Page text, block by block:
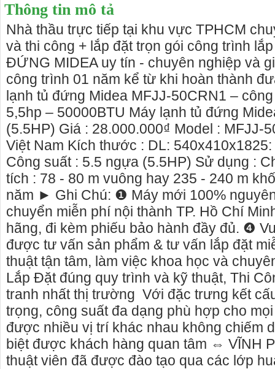
Thông tin mô tả
Nhà thầu trực tiếp tại khu vực TPHCM
và thi công + lắp đặt trọn gói công trình
ĐỨNG MIDEA uy tín - chuyên nghiệp và
công trình 01 năm kể từ khi hoàn thành
lạnh tủ đứng Midea MFJJ-50CRN1 –
5,5hp – 50000BTU Máy lạnh tủ đứng
(5.5HP) Giá : 28.000.000₫ Model : MFJJ-
Việt Nam Kích thước : DL:
Công suất : 5.5 ngựa (5.5HP) Sử dụng :
tích : 78 - 80 m vuông hay 235 - 240 m
năm ► Ghi Chú: ❶ Máy mới 100%
chuyển miễn phí nội thành TP. Hồ Chí
hãng, đi kèm phiếu bảo hành đầy đủ. ❹
được tư vấn sản phẩm & tư vấn lắp đặt
thuật tận tâm, làm việc khoa học và
Lắp Đặt đúng quy trình và kỹ thuật, Thi
tranh nhất thị trường Với đặc trưng kết
trọng, công suất đa dạng phù hợp cho
được nhiều vị trí khác nhau không chiếm
biệt được khách hàng quan tâm ⇔ VĨNH
thuật viên đã được đào tạo qua các lớp
Cho thuê
cho thuê
Gọi ngay:
- cty xe du
thuê xe
chỗ đến
LỆCH
-
sản xuất
lai,
Cho thuê xe máy gia lai>> cho thuê xe máy tại
pleiku gia lai
Cho thuê xe máy gia lai rất nhiều xe mới, đẹp,
sang trọng, phong phú về kiểu dáng